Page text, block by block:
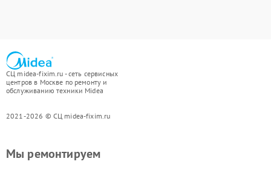
СЦ midea-fixim.ru - сеть сервисных
центров в Москве по ремонту и
обслуживанию техники Midea
2021-2026 © СЦ midea-fixim.ru
Мы ремонтируем